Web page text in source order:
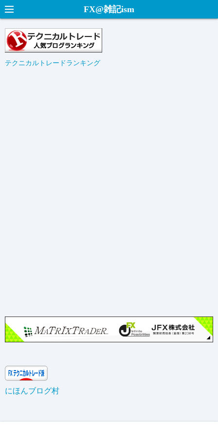
コ
ン
テ
ン
へ
FX@雑記ism
テクニカルトレードランキング
にほんブログ村